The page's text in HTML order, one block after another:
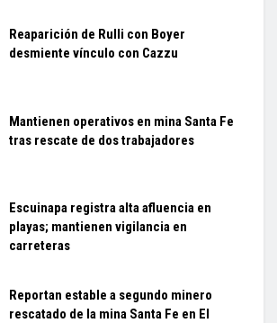
Reaparición de Rulli con Boyer
desmiente vínculo con Cazzu
Mantienen operativos en mina Santa Fe
tras rescate de dos trabajadores
Escuinapa registra alta afluencia en
playas; mantienen vigilancia en
carreteras
Reportan estable a segundo minero
rescatado de la mina Santa Fe en El